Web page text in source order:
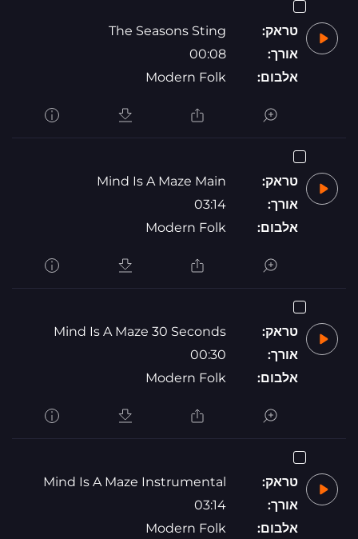
טראק:
The Seasons Sting
אורך:
00:08
אלבום:
Modern Folk
טראק:
Mind Is A Maze Main
אורך:
03:14
אלבום:
Modern Folk
טראק:
Mind Is A Maze 30 Seconds
אורך:
00:30
אלבום:
Modern Folk
טראק:
Mind Is A Maze Instrumental
אורך:
03:14
אלבום:
Modern Folk